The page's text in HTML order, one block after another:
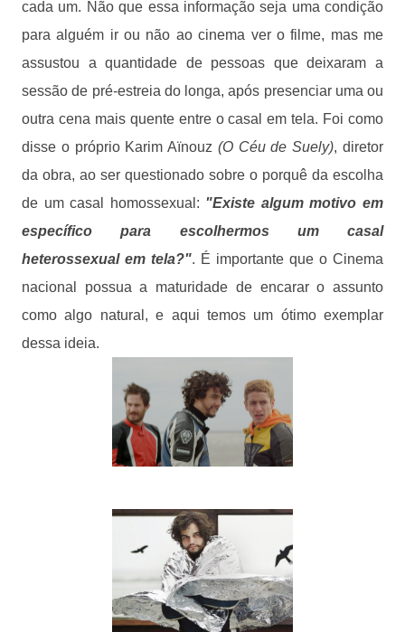
cada um. Não que essa informação seja uma condição
para alguém ir ou não ao cinema ver o filme, mas me
assustou a quantidade de pessoas que deixaram a
sessão de pré-estreia do longa, após presenciar uma ou
outra cena mais quente entre o casal em tela. Foi como
disse o próprio Karim Aïnouz (O Céu de Suely), diretor
da obra, ao ser questionado sobre o porquê da escolha
de um casal homossexual: "Existe algum motivo em
específico para escolhermos um casal
heterossexual em tela?". É importante que o Cinema
nacional possua a maturidade de encarar o assunto
como algo natural, e aqui temos um ótimo exemplar
dessa ideia.